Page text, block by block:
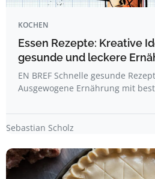
KOCHEN
Essen Rezepte: Kreative
gesunde und leckere
EN BREF Schnelle gesunde
Ausgewogene Ernährung mit
Sebastian Scholz